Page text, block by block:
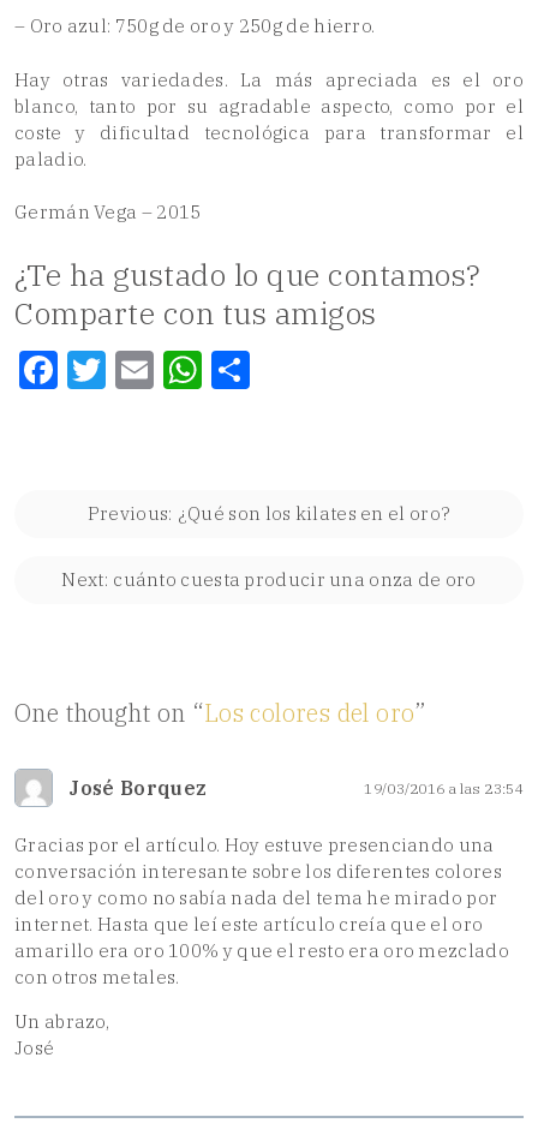
– Oro azul: 750g de oro y 250g de hierro.
Hay otras variedades. La más apreciada es el oro
blanco, tanto por su agradable aspecto, como por el
coste y dificultad tecnológica para transformar el
paladio.
Germán Vega – 2015
¿Te ha gustado lo que contamos?
Comparte con tus amigos
FacebookTwitterEmail WhatsApp
Navegación
Previous: ¿Qué son los kilates en el oro?
Next: cuánto cuesta producir una onza de oro
One thought on “Los colores del oro”
José Borquez 19/03/2016 a las 23:54
Gracias por el artículo. Hoy estuve presenciando una
conversación interesante sobre los diferentes colores
del oro y como no sabía nada del tema he mirado por
internet. Hasta que leí este artículo creía que el oro
amarillo era oro 100% y que el resto era oro mezclado
con otros metales.
Un abrazo,
José